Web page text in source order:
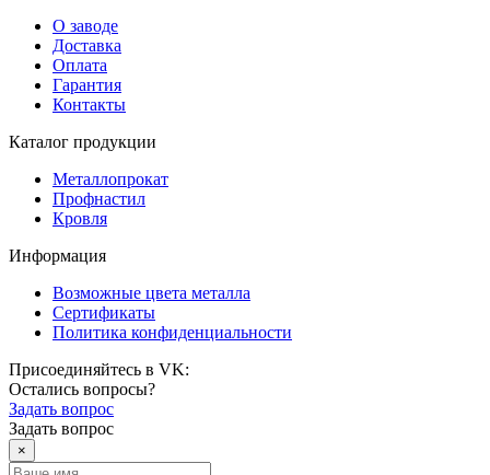
О заводе
Доставка
Оплата
Гарантия
Контакты
Каталог продукции
Металлопрокат
Профнастил
Кровля
Информация
Возможные цвета металла
Сертификаты
Политика конфиденциальности
Присоединяйтесь в VK:
Остались вопросы?
Задать вопрос
Задать вопрос
×